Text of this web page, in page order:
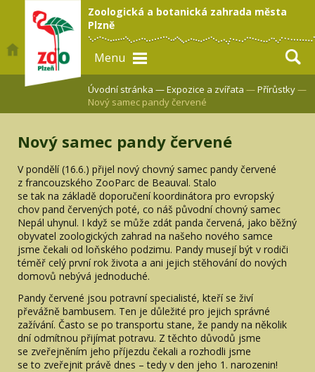
Zoologická a botanická zahrada města
Plzně
Menu
Úvodní stránka —Expozice a zvířata —Přírůstky—
Nový samec pandy červené
Nový samec pandy červené
V pondělí (16.6.) přijel nový chovný samec pandy červené
z francouzského ZooParc de Beauval. Stalo
se tak na základě doporučení koordinátora pro evropský
chov pand červených poté, co náš původní chovný samec
Nepál uhynul. I když se může zdát panda červená, jako běžný
obyvatel zoologických zahrad na našeho nového samce
jsme čekali od loňského podzimu. Pandy musejí být v rodiči
téměř celý první rok života a ani jejich stěhování do nových
domovů nebývá jednoduché.
Pandy červené jsou potravní specialisté, kteří se živí
převážně bambusem. Ten je důležité pro jejich správné
zažívání. Často se po transportu stane, že pandy na několik
dní odmítnou přijímat potravu. Z těchto důvodů jsme
se zveřejněním jeho příjezdu čekali a rozhodli jsme
se to zveřejnit právě dnes – tedy v den jeho 1. narozenin!